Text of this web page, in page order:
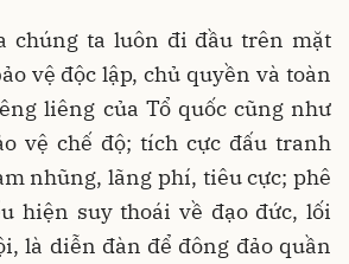
chúng ta luôn đi đầu trên mặt
vệ độc lập, chủ quyền và toàn
liêng của Tổ quốc cũng như
vệ chế độ; tích cực đấu tranh
nhũng, lãng phí, tiêu cực; phê
hiện suy thoái về đạo đức, lối
là diễn đàn để đông đảo quần